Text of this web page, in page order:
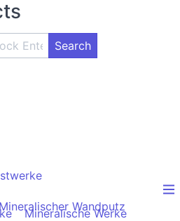
Mineralische Werke
Mineralischer Wandputz